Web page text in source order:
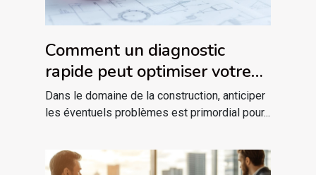
Comment un diagnostic
rapide peut optimiser votre
projet de construction ?
Dans le domaine de la construction, anticiper
les éventuels problèmes est primordial pour...